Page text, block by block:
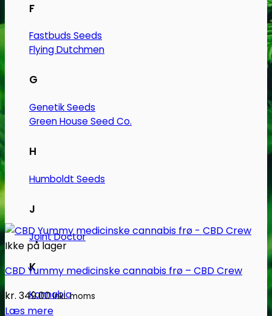
F
Fastbuds Seeds
Flying Dutchmen
G
Genetik Seeds
Green House Seed Co.
H
Humboldt Seeds
J
Joint Doctor
K
Kannabia
varianter.
Mulighederne
vælges
på
Ikke på lager
CBD Yummy medicinske cannabis frø – CBD Crew
kr. 349.00 Inkl. moms
Læs mere